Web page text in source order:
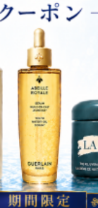
メラ B3
くよう
クリー